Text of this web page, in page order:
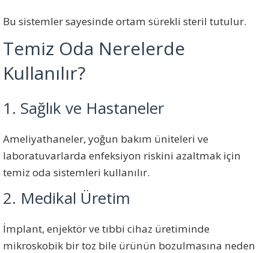
Bu sistemler sayesinde ortam sürekli steril tutulur.
Temiz Oda Nerelerde
Kullanılır?
1. Sağlık ve Hastaneler
Ameliyathaneler, yoğun bakım üniteleri ve
laboratuvarlarda enfeksiyon riskini azaltmak için
temiz oda sistemleri kullanılır.
2. Medikal Üretim
İmplant, enjektör ve tıbbi cihaz üretiminde
mikroskobik bir toz bile ürünün bozulmasına neden